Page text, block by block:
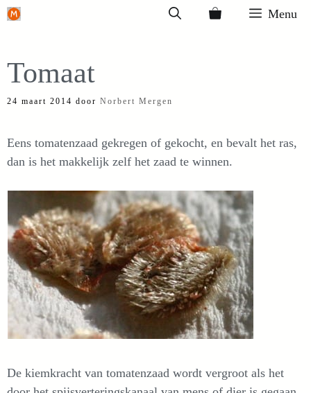
Ga
inhoud
Menu
Tomaat
24 maart 2014 door Norbert Mergen
Eens tomatenzaad gekregen of gekocht, en bevalt het ras,
dan is het makkelijk zelf het zaad te winnen.
De kiemkracht van tomatenzaad wordt vergroot als het